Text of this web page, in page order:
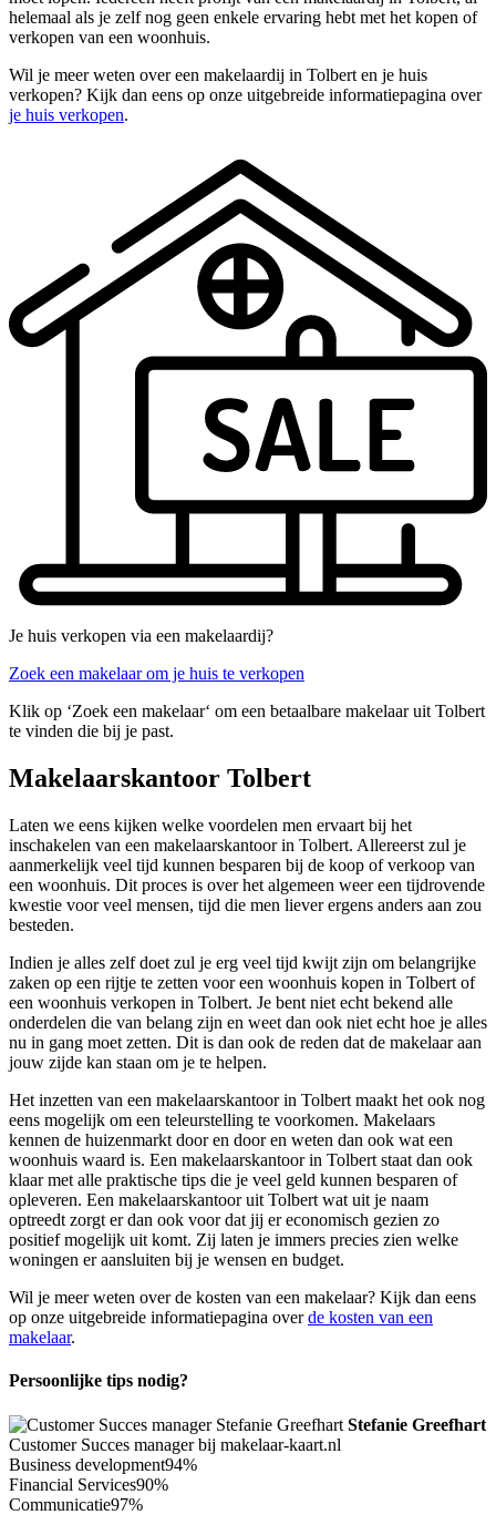
helemaal als je zelf nog geen enkele ervaring hebt met het kopen of
verkopen van een woonhuis.
Wil je meer weten over een makelaardij in Tolbert en je huis
verkopen? Kijk dan eens op onze uitgebreide informatiepagina over
je huis verkopen.
Je huis verkopen via een makelaardij?
Zoek een makelaar om je huis te verkopen
Klik op ‘Zoek een makelaar‘ om een betaalbare makelaar uit Tolbert
te vinden die bij je past.
Makelaarskantoor Tolbert
Laten we eens kijken welke voordelen men ervaart bij het
inschakelen van een makelaarskantoor in Tolbert. Allereerst zul je
aanmerkelijk veel tijd kunnen besparen bij de koop of verkoop van
een woonhuis. Dit proces is over het algemeen weer een tijdrovende
kwestie voor veel mensen, tijd die men liever ergens anders aan zou
besteden.
Indien je alles zelf doet zul je erg veel tijd kwijt zijn om belangrijke
zaken op een rijtje te zetten voor een woonhuis kopen in Tolbert of
een woonhuis verkopen in Tolbert. Je bent niet echt bekend alle
onderdelen die van belang zijn en weet dan ook niet echt hoe je alles
nu in gang moet zetten. Dit is dan ook de reden dat de makelaar aan
jouw zijde kan staan om je te helpen.
Het inzetten van een makelaarskantoor in Tolbert maakt het ook nog
eens mogelijk om een teleurstelling te voorkomen. Makelaars
kennen de huizenmarkt door en door en weten dan ook wat een
woonhuis waard is. Een makelaarskantoor in Tolbert staat dan ook
klaar met alle praktische tips die je veel geld kunnen besparen of
opleveren. Een makelaarskantoor uit Tolbert wat uit je naam
optreedt zorgt er dan ook voor dat jij er economisch gezien zo
positief mogelijk uit komt. Zij laten je immers precies zien welke
woningen er aansluiten bij je wensen en budget.
Wil je meer weten over de kosten van een makelaar? Kijk dan eens
op onze uitgebreide informatiepagina overde kosten van een
makelaar.
Persoonlijke tips nodig?
Stefanie Greefhart
Customer Succes manager bij makelaar-kaart.nl
Business development94%
Financial Services90%
Communicatie97%